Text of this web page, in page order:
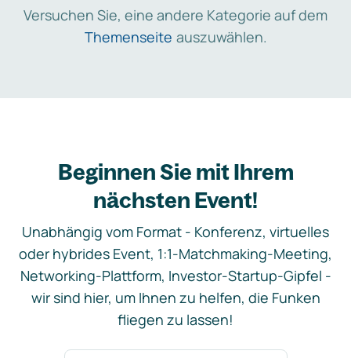
Versuchen Sie, eine andere Kategorie auf dem
Themenseite auszuwählen.
Beginnen Sie mit Ihrem
nächsten Event!
Unabhängig vom Format - Konferenz, virtuelles
oder hybrides Event, 1:1-Matchmaking-Meeting,
Networking-Plattform, Investor-Startup-Gipfel -
wir sind hier, um Ihnen zu helfen, die Funken
fliegen zu lassen!